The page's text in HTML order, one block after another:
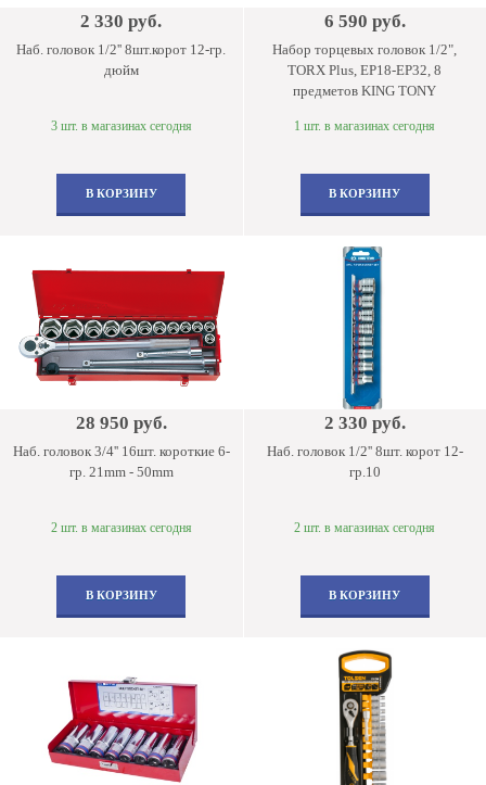
2 330 руб.
Наб. головок 1/2'' 8шт.корот 12-гр.
дюйм
3 шт. в магазинах сегодня
В КОРЗИНУ
6 590 руб.
Набор торцевых головок 1/2",
TORX Plus, EP18-EP32, 8
предметов KING TONY
1 шт. в магазинах сегодня
В КОРЗИНУ
28 950 руб.
Наб. головок 3/4'' 16шт. короткие 6-
гр. 21mm - 50mm
2 шт. в магазинах сегодня
В КОРЗИНУ
2 330 руб.
Наб. головок 1/2'' 8шт. корот 12-
гр.10
2 шт. в магазинах сегодня
В КОРЗИНУ